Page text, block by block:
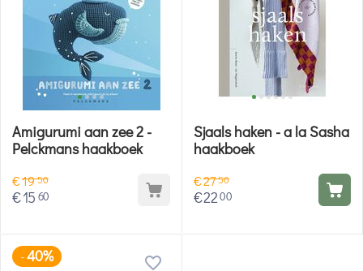
Amigurumi aan zee 2 -
Pelckmans haakboek
€1950
€15 60
Sjaals haken - a la Sasha
haakboek
€2750
€2200
-40%